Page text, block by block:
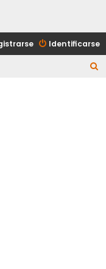
Identificarse